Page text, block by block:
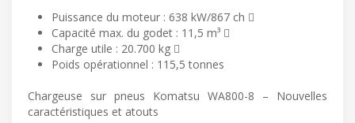
Puissance du moteur : 638 kW/867 ch 
Capacité max. du godet : 11,5 m³ 
Charge utile : 20.700 kg 
Poids opérationnel : 115,5 tonnes
Chargeuse sur pneus Komatsu WA800-8 – Nouvelles
caractéristiques et atouts